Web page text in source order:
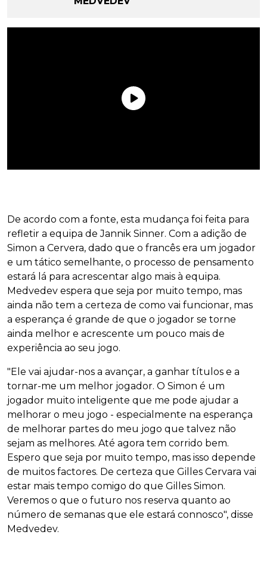
De acordo com a fonte, esta mudança foi feita para
refletir a equipa de Jannik Sinner. Com a adição de
Simon a Cervera, dado que o francês era um jogador
e um tático semelhante, o processo de pensamento
estará lá para acrescentar algo mais à equipa.
Medvedev espera que seja por muito tempo, mas
ainda não tem a certeza de como vai funcionar, mas
a esperança é grande de que o jogador se torne
ainda melhor e acrescente um pouco mais de
experiência ao seu jogo.
"Ele vai ajudar-nos a avançar, a ganhar títulos e a
tornar-me um melhor jogador. O Simon é um
jogador muito inteligente que me pode ajudar a
melhorar o meu jogo - especialmente na esperança
de melhorar partes do meu jogo que talvez não
sejam as melhores. Até agora tem corrido bem.
Espero que seja por muito tempo, mas isso depende
de muitos factores. De certeza que Gilles Cervara vai
estar mais tempo comigo do que Gilles Simon.
Veremos o que o futuro nos reserva quanto ao
número de semanas que ele estará connosco", disse
Medvedev.